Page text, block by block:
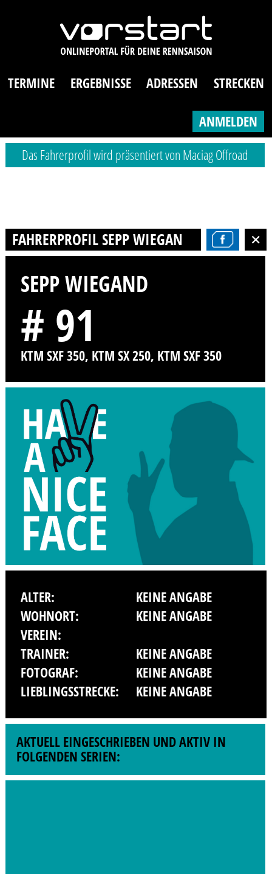
TERMINE ERGEBNISSE ADRESSEN STRECKEN
ANMELDEN
Das Fahrerprofil wird präsentiert von Maciag Offroad
FAHRERPROFIL SEPP WIEGAND
SEPP WIEGAND
# 91
KTM SXF 350, KTM SX 250, KTM SXF 350
ALTER:
KEINE ANGABE
WOHNORT:
KEINE ANGABE
VEREIN:
TRAINER:
KEINE ANGABE
FOTOGRAF:
KEINE ANGABE
LIEBLINGSSTRECKE:
KEINE ANGABE
AKTUELL EINGESCHRIEBEN UND AKTIV IN
FOLGENDEN SERIEN: